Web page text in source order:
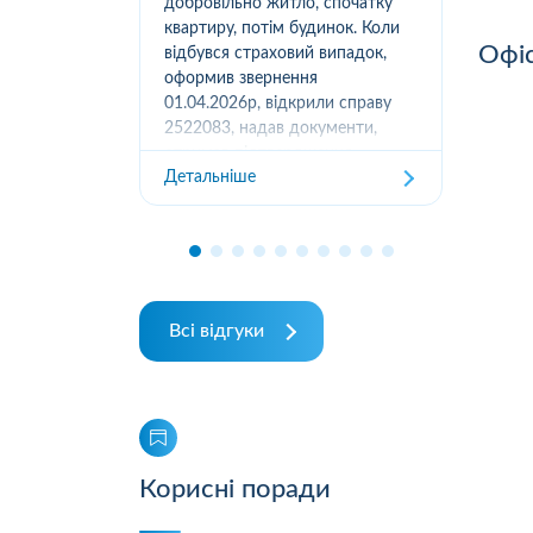
добровільно житло, спочатку
квартиру, потім будинок. Коли
відбувся страховий випадок,
оформив звернення
01.04.2026р, відкрили справу
2522083, надав документи,
отримав підтвердження
отримання, взяли в роботу. 2
місяці жодного повідомлення
Детальніше
Всі відгуки
Корисні поради